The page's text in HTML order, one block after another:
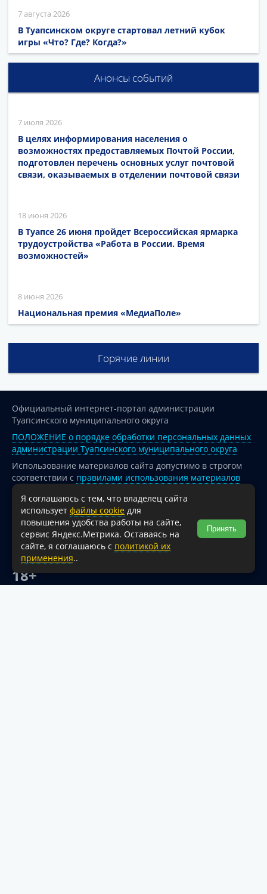
7 августа 2026
В Туапсинском округе стартовал летний кубок
игры «Что? Где? Когда?»
Анонсы событий
7 июля 2026
В целях информирования населения о
возможностях предоставляемых Почтой России,
подготовлен перечень основных услуг почтовой
связи, оказываемых в отделении почтовой связи
18 июня 2026
В Туапсе 26 июня пройдет Всероссийская ярмарка
трудоустройства «Работа в России. Время
возможностей»
8 июня 2026
Национальная премия «МедиаПоле»
Горячие линии
Официальный интернет-портал администрации
Туапсинского муниципального округа
ПОЛОЖЕНИЕ о порядке обработки персональных данных
администрации Туапсинского муниципального округа
Использование материалов сайта допустимо в строгом
соответствии с правилами использования материалов
опубликованных на сайте
При перепечатке и использовании информации ссылка
на источник обязательна.
Для сайтов и страниц сети Интернет обязательна
активная гиперссылка на официальный интернет-портал
администрации Туапсинского муниципального округа.
18+
Я соглашаюсь с тем, что владелец сайта
использует файлы cookie для
повышения удобства работы на сайте,
сервис Яндекс.Метрика. Оставаясь на
сайте, я соглашаюсь с политикой их
применения..
Принять